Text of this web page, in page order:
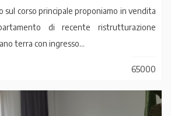
sul corso principale proponiamo in vendita
di recente ristrutturazione
terra con ingresso...
65000